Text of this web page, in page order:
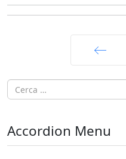
Prec
Accordion Menu